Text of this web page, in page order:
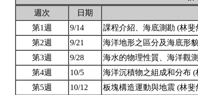
週次
日期
第1週
9/14
課程介紹、海底測勘 (林斐
第2週
9/21
海洋地形之區分及海底形
第3週
9/28
海水的物理性質、海洋觀
第4週
10/5
海洋沉積物之組成和分布 (
第5週
10/12 板塊構造運動與地震 (林斐